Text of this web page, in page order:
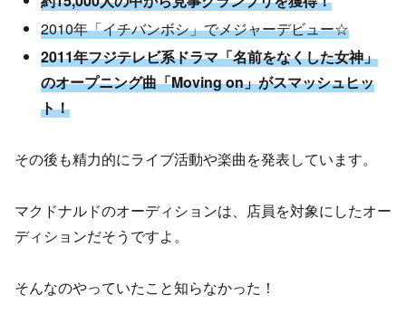
2010年「イチバンボシ」でメジャーデビュー☆
2011年フジテレビ系ドラマ「名前をなくした女神」
のオープニング曲「Moving on」がスマッシュヒッ
ト！
その後も精力的にライブ活動や楽曲を発表しています。
マクドナルドのオーディションは、店員を対象にしたオー
ディションだそうですよ。
そんなのやっていたこと知らなかった！